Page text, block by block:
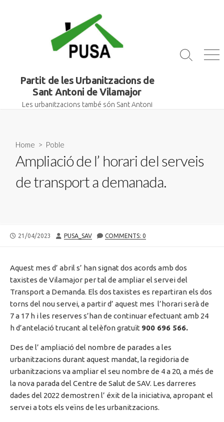
Partit de les Urbanitzacions de
Sant Antoni de Vilamajor
Les urbanitzacions també són Sant Antoni
Search
Home > Poble
Ampliació de l’ horari del serveis
de transport a demanada.
PUBLISHED
21/04/2023 AUTHOR
PUSA_SAV COMMENTS: 0
Aquest mes d’ abril s’ han signat dos acords amb dos
taxistes de Vilamajor per tal de ampliar el servei del
Transport a Demanda. Els dos taxistes es repartiran els dos
torns del nou servei, a partir d’ aquest mes l’horari serà de
7 a 17 h i les reserves s’han de continuar efectuant amb 24
h d’antelació trucant al telèfon gratuït 900 696 566.
Des de l’ ampliació del nombre de parades a les
urbanitzacions durant aquest mandat, la regidoria de
urbanitzacions va ampliar el seu nombre de 4 a 20, a més de
la nova parada del Centre de Salut de SAV. Les darreres
dades del 2022 demostren l’ éxit de la iniciativa, apropant el
servei a tots els veïns de les urbanitzacions.